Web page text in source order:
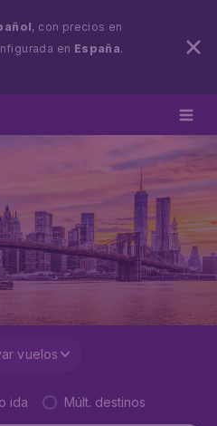
, con precios en
en España.
vuelos
ida Múlt. destinos